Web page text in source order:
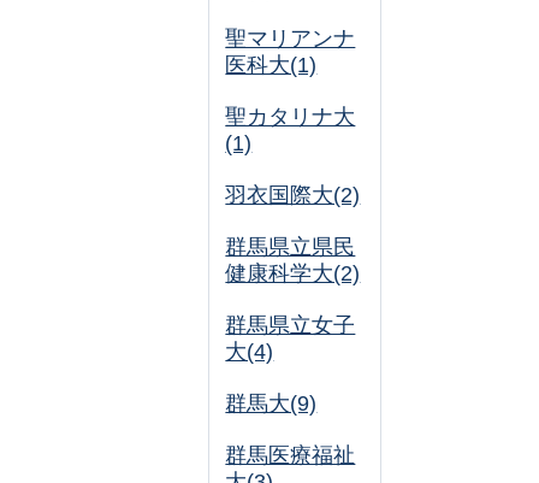
聖マリアンナ
医科大(1)
聖カタリナ大
(1)
羽衣国際大(2)
群馬県立県民
健康科学大(2)
群馬県立女子
大(4)
群馬大(9)
群馬医療福祉